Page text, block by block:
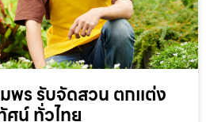
พร รับจัดสวน ตกแต่ง
น์ ทั่วไทย